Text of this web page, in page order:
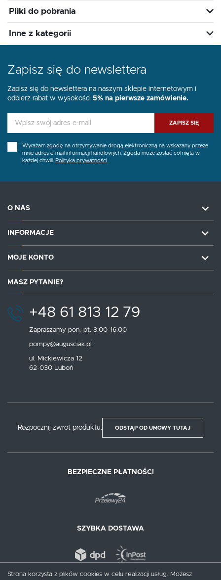
Pliki do pobrania
Inne z kategorii
Zapisz się do newslettera
Zapisz się do newslettera na naszym sklepie internetowym i
odbierz rabat w wysokości 5% na pierwsze zamówienie.
ZAPISZ SIĘ
Wyrażam zgodę na otrzymywanie drogą elektroniczną na wskazany przeze
mnie adres e-mail informacji handlowych. Zgoda może zostać cofnięta w
każdej chwili. Polityka prywatności
O NAS
INFORMACJE
MOJE KONTO
MASZ PYTANIE?
+48 61 813 12 79
Zapraszamy pon.-pt. 8.00-16.00
pompy@augusciak.pl
ul. Mickiewicza 12
62-030 Luboń
Rozpocznij zwrot produktu: ODSTĄP OD UMOWY TUTAJ
BEZPIECZNE PŁATNOŚCI
SZYBKA DOSTAWA
Strona korzysta z plików cookies w celu realizacji usług. Możesz